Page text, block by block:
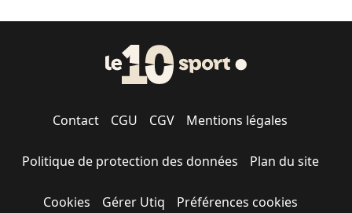
Contact CGU CGV Mentions légales
Politique de protection des données Plan du site
Cookies Gérer Utiq Préférences cookies